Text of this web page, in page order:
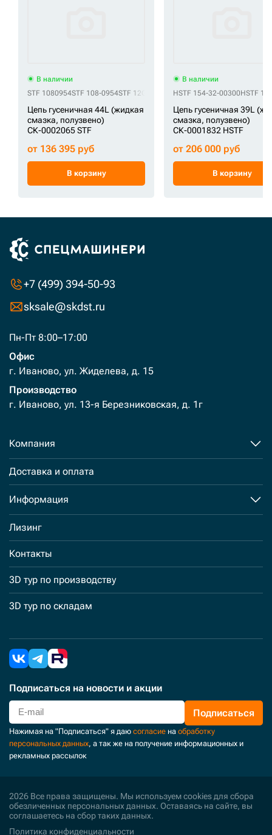
В наличии
STF 1080954STF 108-0954STF 12G-32-00040STF 12G-32-00041STF
Цепь гусеничная 44L (жидкая
смазка, полузвено)
СК-0002065 STF
от 136 395 руб
В корзину
В наличии
HSTF 154-32-00300HSTF
Цепь гусеничная 39L
смазка, полузвено)
СК-0001832 HSTF
от 206 000 руб
В корзину
+7 (499) 394-50-93
sksale@skdst.ru
Пн-Пт 8:00–17:00
Офис
г. Иваново, ул. Жиделева, д. 15
Производство
г. Иваново, ул. 13-я Березниковская, д. 1г
Компания
Доставка и оплата
Информация
Лизинг
Контакты
3D тур по производству
3D тур по складам
Подписаться на новости и акции
Подписаться
Нажимая на "Подписаться" я даю согласие на обработку
персональных данных, а так же на получение информационных и
рекламных рассылок
2026 Все права защищены. Мы используем cookies для сбора
обезличенных персональных данных. Оставаясь на сайте, вы
соглашаетесь на сбор таких данных.
Политика конфиденциальности